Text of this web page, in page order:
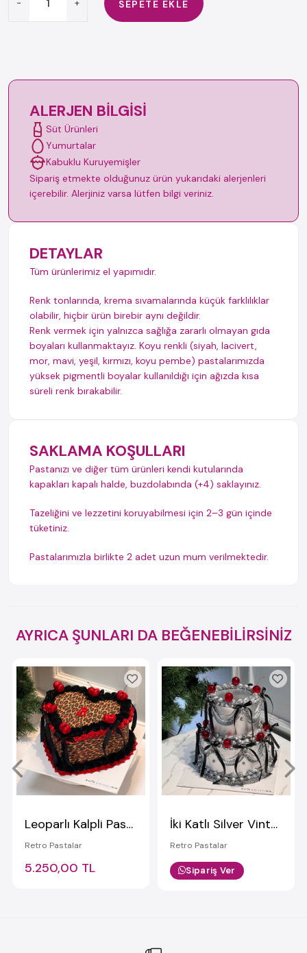
- + SEPETE EKLE
ALERJEN BILGISI
Süt Ürünleri
Yumurtalar
Kabuklu Kuruyemişler
Sipariş etmekte olduğunuz ürün yukarıdaki alerjenleri
içerebilir. Alerjiniz varsa lütfen bilgi veriniz.
DETAYLAR
Tüm ürünlerimiz el yapımıdır.
Renk tonlarında, krema sıvamalarında küçük farklılıklar
olabilir, hiçbir ürün birebir aynı değildir.
Renk vermek için yalnızca sağlığa zararlı olmayan gıda
boyaları kullanmaktayız. Koyu renkli (siyah, lacivert,
mor, mavi, yeşil, kırmızı, koyu pembe) pastalarımızda
yüksek pigmentli boyalar kullanıldığı için ağızda kısa
süreli renk bırakabilir.
SAKLAMA KOŞULLARI
Pastanızı ve diğer tüm ürünleri kendi kutularında
kapakları kapalı halde, buzdolabında (+4) saklayınız.
Tazeliğini ve lezzetini koruyabilmesi için 2–3 gün içinde
tüketiniz.
Pastalarımızla birlikte 2 adet uzun mum verilmektedir.
AYRICA ŞUNLARI DA BEĞENEBİLİRSİNİZ
Leoparlı Kalpli Pasta
Retro Pastalar
5.250,00 TL
İki Katlı Silver Vintage Dizayn Kirazlı Pasta
Retro Pastalar
Sipariş Ver